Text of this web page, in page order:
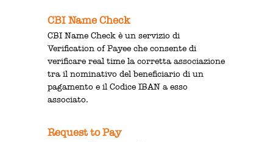
CBI Name Check
CBI Name Check è un servizio di
Verification of Payee che consente di
verificare real time la corretta associazione
tra il nominativo del beneficiario di un
pagamento e il Codice IBAN a esso
associato.
Request to Pay